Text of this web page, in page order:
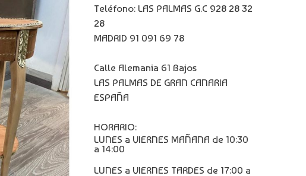
Teléfono: LAS PALMAS G.C 928 28 32
28
MADRID 91 091 69 78
Calle Alemania 61 Bajos
LAS PALMAS DE GRAN CANARIA
ESPAÑA
HORARIO:
LUNES a VIERNES MAÑANA de 10:30
a 14:00
LUNES a VIERNES TARDES de 17:00 a